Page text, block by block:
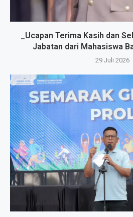
_Ucapan Terima Kasih dan
Jabatan dari Mahasiswa
29 Juli 2026